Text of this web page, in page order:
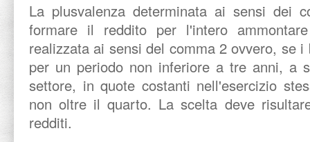
La plusvalenza determinata ai sensi dei
formare il reddito per l'intero
realizzata ai sensi del comma 2 ovvero, se
per un periodo non inferiore a tre anni, a
settore, in quote costanti nell'esercizio
non oltre il quarto. La scelta deve
redditi.